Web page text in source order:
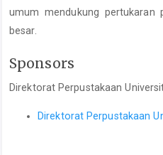
umum mendukung pertukaran
besar.
Sponsors
Direktorat Perpustakaan
Direktorat Perpustakaan